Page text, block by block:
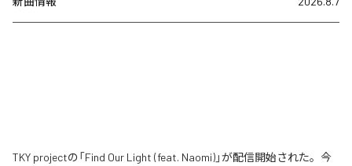
TKY projectの「Find Our Light (feat. Naomi)」が配信開始された。今